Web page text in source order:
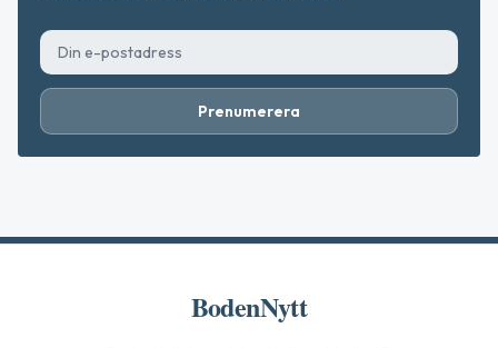
Prenumerera
BodenNytt